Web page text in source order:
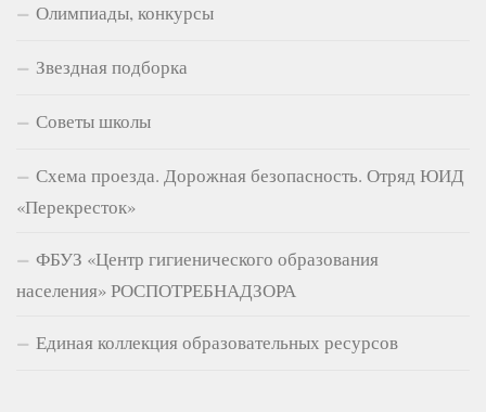
Олимпиады, конкурсы
Звездная подборка
Советы школы
Схема проезда. Дорожная безопасность. Отряд ЮИД
«Перекресток»
ФБУЗ «Центр гигиенического образования
населения» РОСПОТРЕБНАДЗОРА
Единая коллекция образовательных ресурсов